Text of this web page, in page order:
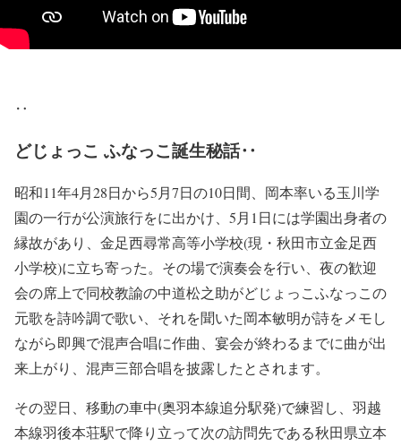
‥
どじょっこ ふなっこ誕生秘話‥
昭和11年4月28日から5月7日の10日間、岡本率いる玉川学
園の一行が公演旅行をに出かけ、5月1日には学園出身者の
縁故があり、金足西尋常高等小学校(現・秋田市立金足西
小学校)に立ち寄った。その場で演奏会を行い、夜の歓迎
会の席上で同校教諭の中道松之助がどじょっこふなっこの
元歌を詩吟調で歌い、それを聞いた岡本敏明が詩をメモし
ながら即興で混声合唱に作曲、宴会が終わるまでに曲が出
来上がり、混声三部合唱を披露したとされます。
その翌日、移動の車中(奥羽本線追分駅発)で練習し、羽越
本線羽後本荘駅で降り立って次の訪問先である秋田県立本